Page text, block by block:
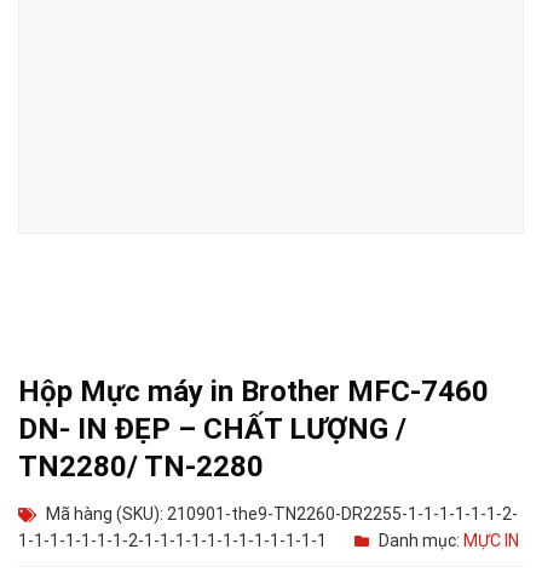
Hộp Mực máy in Brother MFC-7460
DN- IN ĐẸP – CHẤT LƯỢNG /
TN2280/ TN-2280
Mã hàng (SKU): 210901-the9-TN2260-DR2255-1-1-1-1-1-1-2-
1-1-1-1-1-1-1-2-1-1-1-1-1-1-1-1-1-1-1-1
Danh mục: MỰC IN